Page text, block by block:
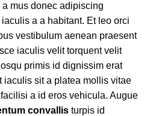
mus donec adipiscing
a a habitant. Et leo orci
vestibulum aenean praesent
iaculis velit torquent velit
primis id dignissim erat
iaculis sit a platea mollis vitae
a id eros vehicula. Augue
convallis turpis id